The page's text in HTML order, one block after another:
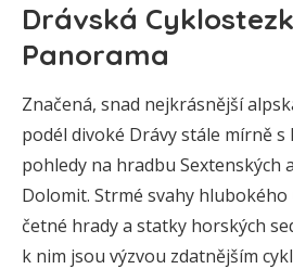
Drávská
Panorama
Značená, snad nejkrásnější
podél divoké Drávy stále mírně s
pohledy na hradbu Sextenských
Dolomit. Strmé svahy
četné hrady a statky horských
k nim jsou výzvou zdatnějším